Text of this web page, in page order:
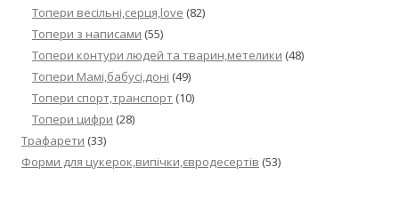
Топери весільні,серця,love (82)
Топери з написами (55)
Топери контури людей та тварин,метелики (48)
Топери Мамі,бабусі,доні (49)
Топери спорт,транспорт (10)
Топери цифри (28)
Трафарети (33)
Форми для цукерок,випічки,євродесертів (53)